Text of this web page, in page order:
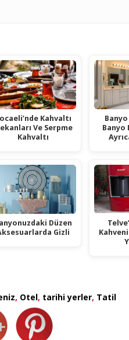
Kahvaltı
Ve Serpme
Kahvaltı
Düzen
Gizli
Banyo
, Otel, tarihi yerler, Tatil